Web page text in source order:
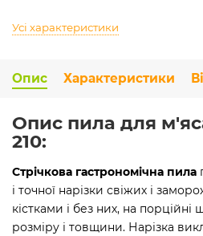
Усі характеристики
Опис Характеристики
Опис пила для
210:
Стрічкова гастрономічна пила
і точної нарізки свіжих і
кістками і без них, на порційні
розміру і товщини. Нарізка